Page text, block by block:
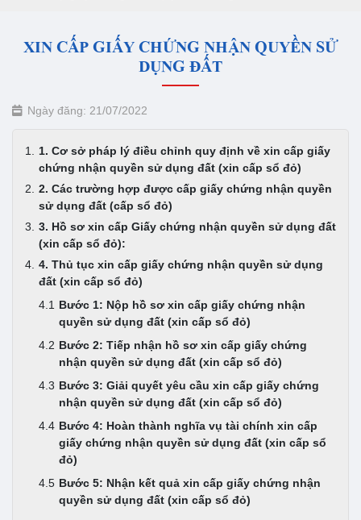
XIN CẤP GIẤY CHỨNG NHẬN QUYỀN SỬ
DỤNG ĐẤT
Ngày đăng: 21/07/2022
1. Cơ sở pháp lý điều chỉnh quy định về xin cấp giấy
chứng nhận quyền sử dụng đất (xin cấp sổ đỏ)
2. Các trường hợp được cấp giấy chứng nhận quyền
sử dụng đất (cấp sổ đỏ)
3. Hồ sơ xin cấp Giấy chứng nhận quyền sử dụng đất
(xin cấp sổ đỏ):
4. Thủ tục xin cấp giấy chứng nhận quyền sử dụng
đất (xin cấp sổ đỏ)
Bước 1: Nộp hồ sơ xin cấp giấy chứng nhận
quyền sử dụng đất (xin cấp sổ đỏ)
Bước 2: Tiếp nhận hồ sơ xin cấp giấy chứng
nhận quyền sử dụng đất (xin cấp sổ đỏ)
Bước 3: Giải quyết yêu cầu xin cấp giấy chứng
nhận quyền sử dụng đất (xin cấp sổ đỏ)
Bước 4: Hoàn thành nghĩa vụ tài chính xin cấp
giấy chứng nhận quyền sử dụng đất (xin cấp sổ
đỏ)
Bước 5: Nhận kết quả xin cấp giấy chứng nhận
quyền sử dụng đất (xin cấp sổ đỏ)